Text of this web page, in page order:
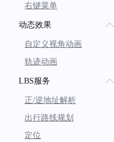
右键菜单
动态效果
自定义视角动画
轨迹动画
LBS服务
正/逆地址解析
出行路线规划
定位